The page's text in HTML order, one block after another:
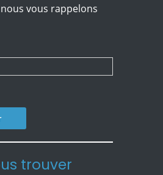
vous rappelons
trouver